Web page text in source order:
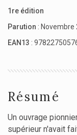
1re édition
Parution : Novembre
EAN13 :
Résumé
Un ouvrage
supérieur n'avait